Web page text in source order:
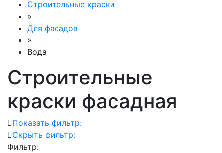
Строительные краски
»
Для фасадов
»
Вода
Строительные
краски фасадная
Показать фильтр:
Скрыть фильтр:
Фильтр: